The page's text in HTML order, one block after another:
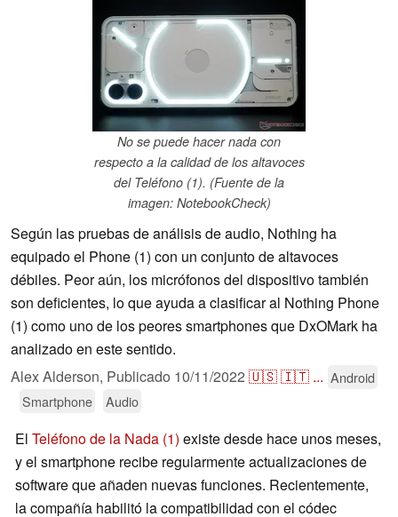
No se puede hacer nada con
respecto a la calidad de los altavoces
del Teléfono (1). (Fuente de la
imagen: NotebookCheck)
Según las pruebas de análisis de audio, Nothing ha
equipado el Phone (1) con un conjunto de altavoces
débiles. Peor aún, los micrófonos del dispositivo también
son deficientes, lo que ayuda a clasificar al Nothing Phone
(1) como uno de los peores smartphones que DxOMark ha
analizado en este sentido.
Alex Alderson, Publicado 10/11/2022 🇺🇸🇮🇹 ... Android
Smartphone
Audio
El Teléfono de la Nada (1) existe desde hace unos meses,
y el smartphone recibe regularmente actualizaciones de
software que añaden nuevas funciones. Recientemente,
la compañía habilitó la compatibilidad con el códec